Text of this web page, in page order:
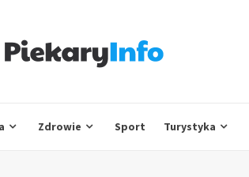
Zdrowie Sport Turystyka